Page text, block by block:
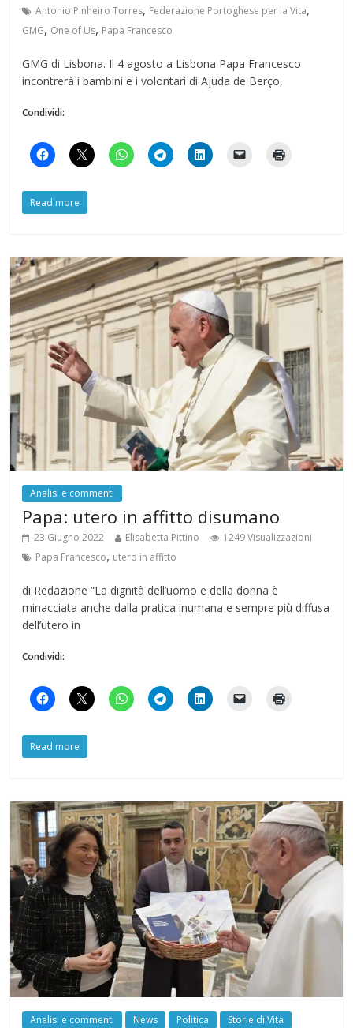
Antonio Pinheiro Torres, Federazione Portoghese per la Vita,
GMG, One of Us, Papa Francesco
GMG di Lisbona. Il 4 agosto a Lisbona Papa Francesco
incontrerà i bambini e i volontari di Ajuda de Berço,
Condividi:
Read more
Analisi e commenti
Papa: utero in affitto disumano
23 Giugno 2022 Elisabetta Pittino
1249 Visualizzazioni
Papa Francesco, utero in affitto
di Redazione “La dignità dell’uomo e della donna è
minacciata anche dalla pratica inumana e sempre più diffusa
dell’utero in
Condividi:
Read more
Analisi e commenti News Politica Storie di Vita